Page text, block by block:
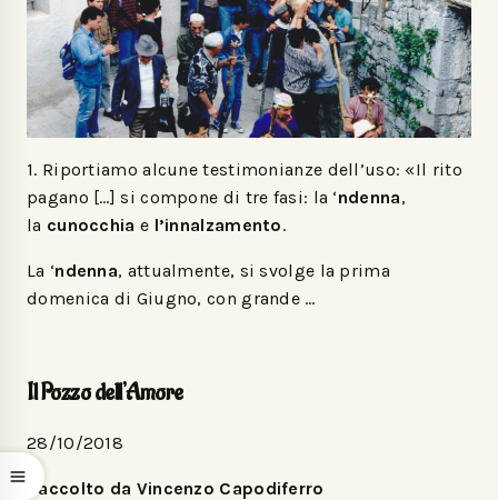
1. Riportiamo alcune testimonianze dell’uso: «Il rito
pagano […] si compone di tre fasi: la ‘ndenna,
la cunocchia e l’innalzamento.
La ‘ndenna, attualmente, si svolge la prima
domenica di Giugno, con grande …
Il Pozzo dell’Amore
28/10/2018
Raccolto da Vincenzo Capodiferro